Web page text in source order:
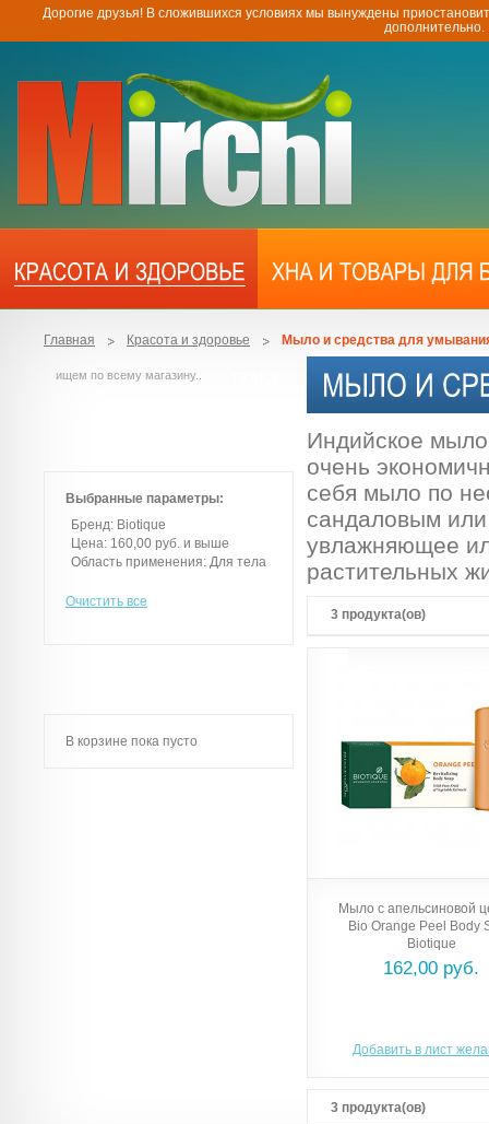
Дорогие друзья! В сложившихся условиях мы вынуждены
Главная Красота и здоровье Мыло и средства для
Индийское
очень
себя мыло по
сандаловым
увлажняющее
растительных
3 продукта(ов)
Мыло с апельсиновой
Bio Orange Peel Body
Biotique
162,00 руб.
Добавить в лист
3 продукта(ов)
Выбранные параметры:
Бренд: Biotique
Цена: 160,00 руб. и выше
Область применения: Для тела
Очистить все
В корзине пока пусто